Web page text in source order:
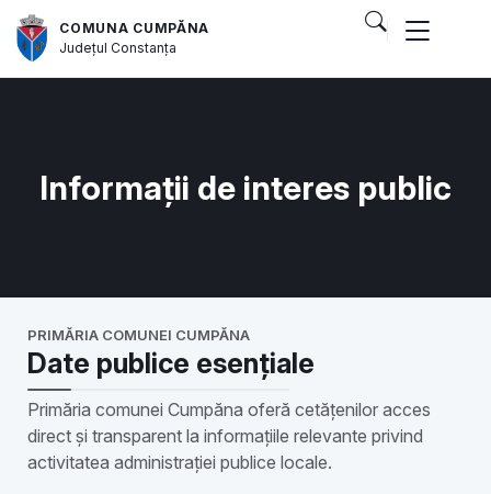
COMUNA CUMPĂNA
JudețulConstanța
Informații de interes public
PRIMĂRIA COMUNEI CUMPĂNA
Date publice esențiale
Primăria comunei Cumpăna oferă cetățenilor acces
direct și transparent la informațiile relevante privind
activitatea administrației publice locale.